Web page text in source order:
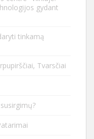
gydant
tinkamą
Tvarsčiai